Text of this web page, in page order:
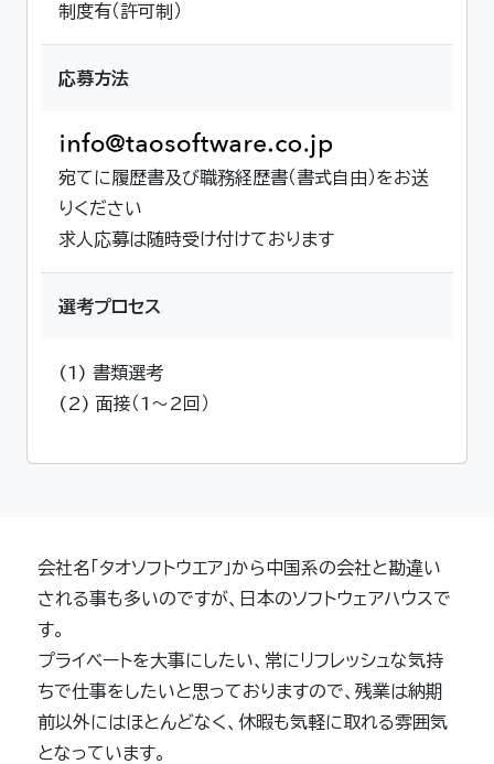
制度有（許可制）
応募方法
宛てに履歴書及び職務経歴書（書式自由）をお送
りください
求人応募は随時受け付けております
選考プロセス
(1) 書類選考
(2) 面接（1～2回）
会社名「タオソフトウエア」から中国系の会社と勘違い
される事も多いのですが、日本のソフトウェアハウスで
す。
プライベートを大事にしたい、常にリフレッシュな気持
ちで仕事をしたいと思っておりますので、残業は納期
前以外にはほとんどなく、休暇も気軽に取れる雰囲気
となっています。